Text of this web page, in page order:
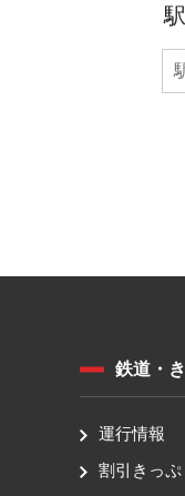
鉄道・
運行情報
割引きっぷ